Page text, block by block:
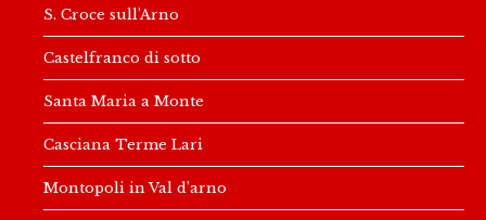
S. Croce sull’Arno
Castelfranco di sotto
Santa Maria a Monte
Casciana Terme Lari
Montopoli in Val d’arno